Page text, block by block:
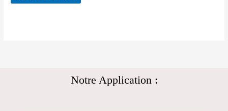
Notre Application :